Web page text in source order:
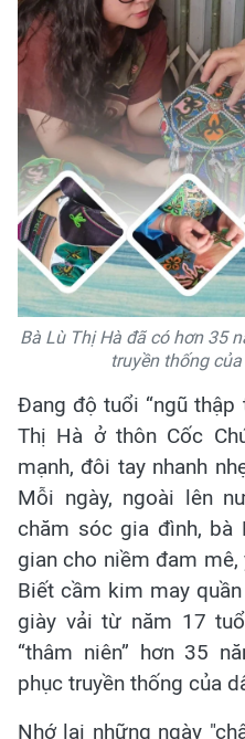
Bà Lù Thị Hà đã có hơn 35
truyền thống
Đang độ tuổi “ngũ thập
Thị Hà ở thôn Cốc
mạnh, đôi tay nhanh
Mỗi ngày, ngoài lên
chăm sóc gia đình, bà
gian cho niềm đam
Biết cầm kim may
giày vải từ năm 17
“thâm niên” hơn 35
phục truyền thống của
Nhớ lại những ngày